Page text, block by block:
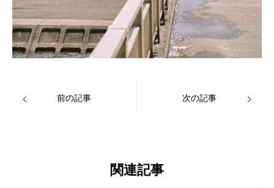
前の記事 次の記事
関連記事